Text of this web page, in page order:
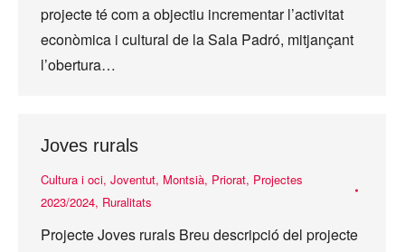
projecte té com a objectiu incrementar l’activitat
econòmica i cultural de la Sala Padró, mitjançant
l’obertura…
Joves rurals
Cultura i oci, Joventut, Montsià, Priorat, Projectes
2023/2024, Ruralitats
Projecte Joves rurals Breu descripció del projecte